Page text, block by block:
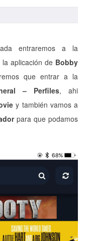
entraremos a la
aplicación de Bobby
que entrar a la
– Perfiles, ahi
y también vamos a
para que podamos